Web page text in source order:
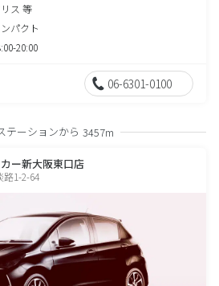
ス 等
パクト
20:00
06-6301-0100
テーションから 3457m
ー新大阪東口店
1-2-64